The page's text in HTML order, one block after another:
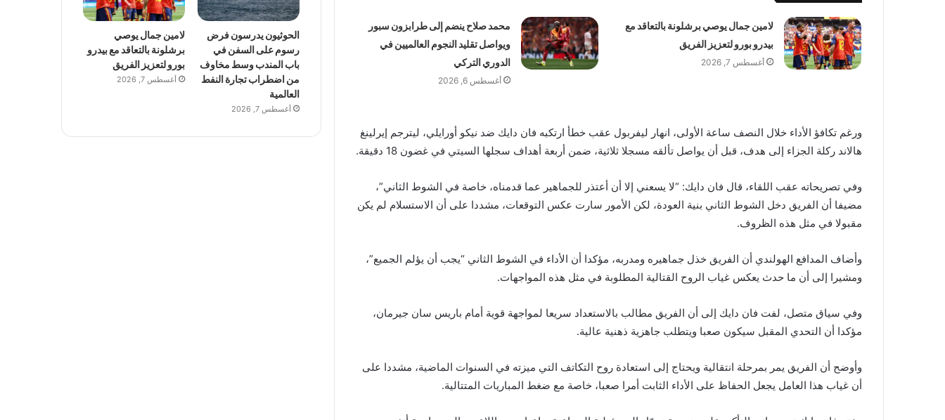
لامين جمال يوصي برشلونة بالتعاقد مع
بيدرو بورو لتعزيز الفريق
أغسطس 7, 2026
محمد صلاح ينضم إلى طرابزون سبور
ويواصل تقليد النجوم العالميين في
الدوري التركي
أغسطس 6, 2026
ورغم تكافؤ الأداء خلال النصف ساعة الأولى، انهار ليفربول عقب خطأ ارتكبه فان دايك ضد نيكو أورايلي، ليترجم إيرلينغ
هالاند ركلة الجزاء إلى هدف، قبل أن يواصل تألقه مسجلا ثلاثية، ضمن أربعة أهداف سجلها السيتي في غضون 18 دقيقة.
وفي تصريحاته عقب اللقاء، قال فان دايك: “لا يسعني إلا أن أعتذر للجماهير عما قدمناه، خاصة في الشوط الثاني”،
مضيفا أن الفريق دخل الشوط الثاني بنية العودة، لكن الأمور سارت عكس التوقعات، مشددا على أن الاستسلام لم يكن
مقبولا في مثل هذه الظروف.
وأضاف المدافع الهولندي أن الفريق خذل جماهيره ومدربه، مؤكدا أن الأداء في الشوط الثاني “يجب أن يؤلم الجميع”،
ومشيرا إلى أن ما حدث يعكس غياب الروح القتالية المطلوبة في مثل هذه المواجهات.
وفي سياق متصل، لفت فان دايك إلى أن الفريق مطالب بالاستعداد سريعا لمواجهة قوية أمام باريس سان جيرمان،
مؤكدا أن التحدي المقبل سيكون صعبا ويتطلب جاهزية ذهنية عالية.
وأوضح أن الفريق يمر بمرحلة انتقالية ويحتاج إلى استعادة روح التكاتف التي ميزته في السنوات الماضية، مشددا على
أن غياب هذا العامل يجعل الحفاظ على الأداء الثابت أمرا صعبا، خاصة مع ضغط المباريات المتتالية.
الحوثيون يدرسون فرض
رسوم على السفن في
باب المندب وسط مخاوف
من اضطراب تجارة النفط
العالمية
أغسطس 7, 2026
لامين جمال يوصي
برشلونة بالتعاقد مع بيدرو
بورو لتعزيز الفريق
أغسطس 7, 2026